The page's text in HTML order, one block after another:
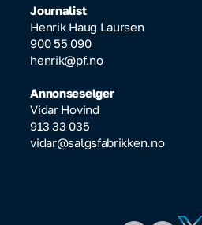
Journalist
Henrik Haug Laursen
900 55 090
henrik@pf.no
Annonseselger
Vidar Hovind
913 33 035
vidar@salgsfabrikken.no